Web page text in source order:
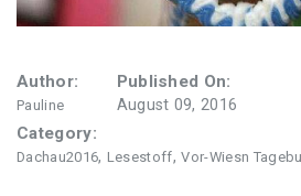
Author:
Pauline
Published On:
August 09, 2016
Category:
Dachau2016, Lesestoff,Vor-Wiesn